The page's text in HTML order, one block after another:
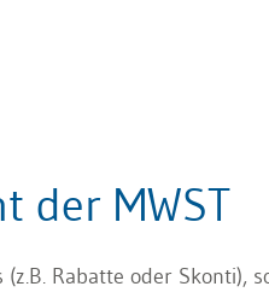
der MWST
Rabatte oder Skonti),